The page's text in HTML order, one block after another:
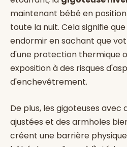
maintenant bébé en position
toute la nuit. Cela signifie
endormir en sachant que
d'une protection thermique
exposition à des risques
d'enchevêtrement.
De plus, les gigoteuses avec
ajustées et des armholes
créent une barrière